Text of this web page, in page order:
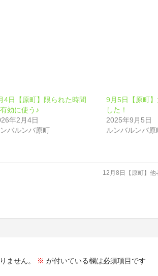
4日【原町】限られた時間
効に使う♪
年2月4日
バルンバ原町
9月5日【原町
した！
2025年9月5日
ルンバルンバ原
12月8日【原町】他
ません。 ※ が付いている欄は必須項目です